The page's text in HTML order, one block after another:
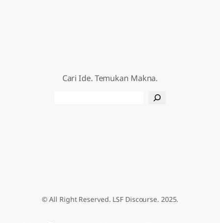
Cari Ide. Temukan Makna.
© All Right Reserved. LSF Discourse. 2025.